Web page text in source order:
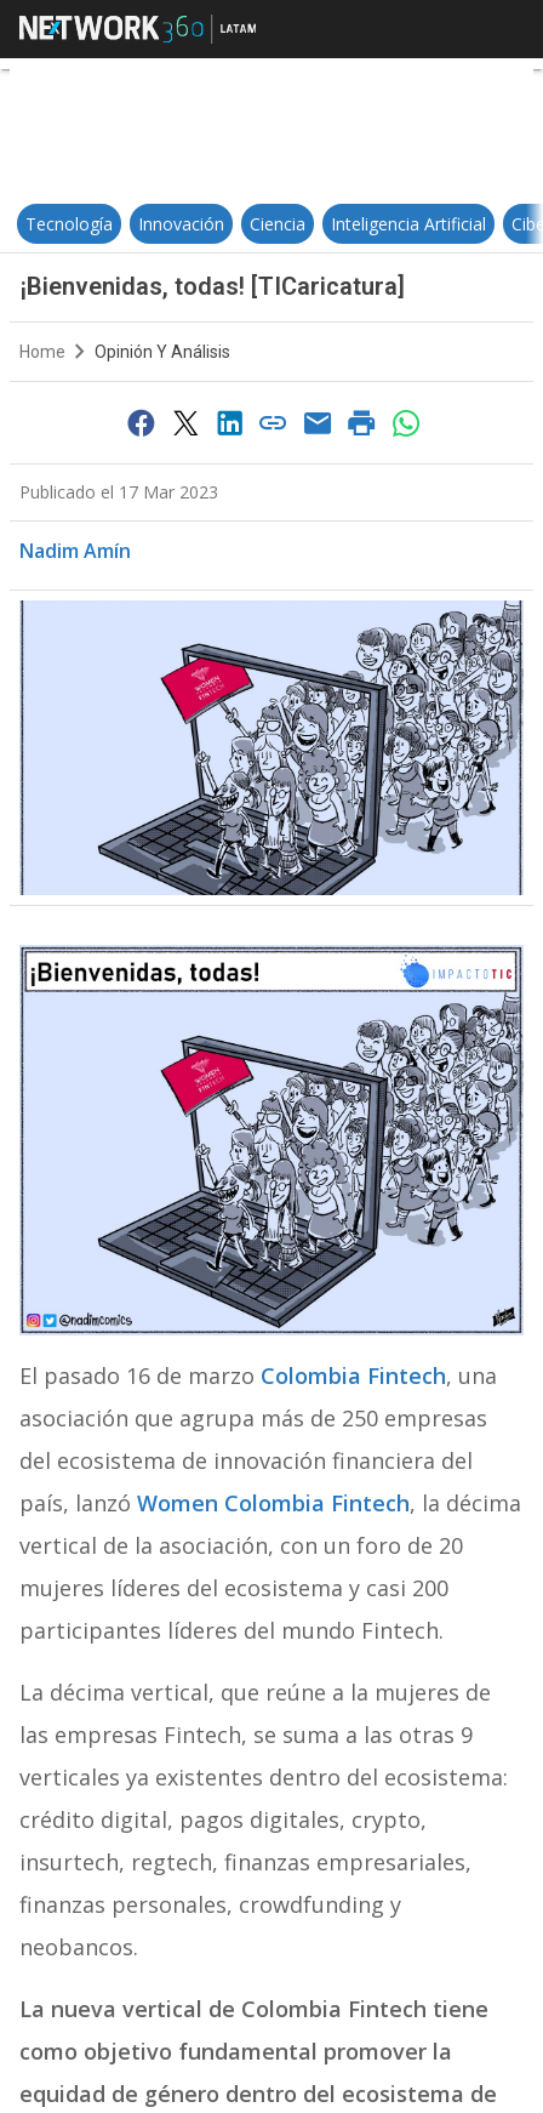
¡Bienvenidas, todas! [TICaricatura]
Tecnología Innovación Ciencia Inteligencia Artificial
¡Bienvenidas, todas! [TICaricatura]
Home Opinión Y Análisis
Publicado el 17 Mar 2023
Nadim Amín
El pasado 16 de marzo Colombia Fintech, una
asociación que agrupa más de 250 empresas
del ecosistema de innovación financiera del
país, lanzó Women Colombia Fintech, la décima
vertical de la asociación, con un foro de 20
mujeres líderes del ecosistema y casi 200
participantes líderes del mundo Fintech.
La décima vertical, que reúne a la mujeres de
las empresas Fintech, se suma a las otras 9
verticales ya existentes dentro del ecosistema:
crédito digital, pagos digitales, crypto,
insurtech, regtech, finanzas empresariales,
finanzas personales, crowdfunding y
neobancos.
La nueva vertical de Colombia Fintech tiene
como objetivo fundamental promover la
equidad de género dentro del ecosistema de